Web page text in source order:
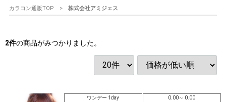
カラコン通販TOP 株式会社アミジェス
2件の商品がみつかりました。
ワンデー 1day
0.00～ 0.00